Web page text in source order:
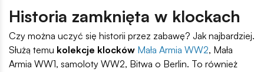
Historia zamknięta w klockach
Czy można uczyć się historii przez zabawę? Jak najbardziej.
Służą temu kolekcje klocków Mała Armia WW2, Mała
Armia WW1, samoloty WW2, Bitwa o Berlin. To również